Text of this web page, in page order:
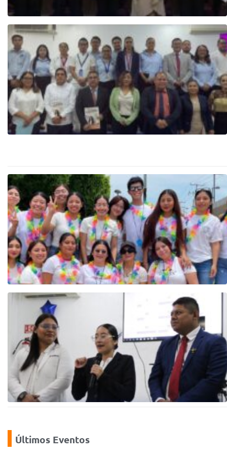
Últimos Eventos